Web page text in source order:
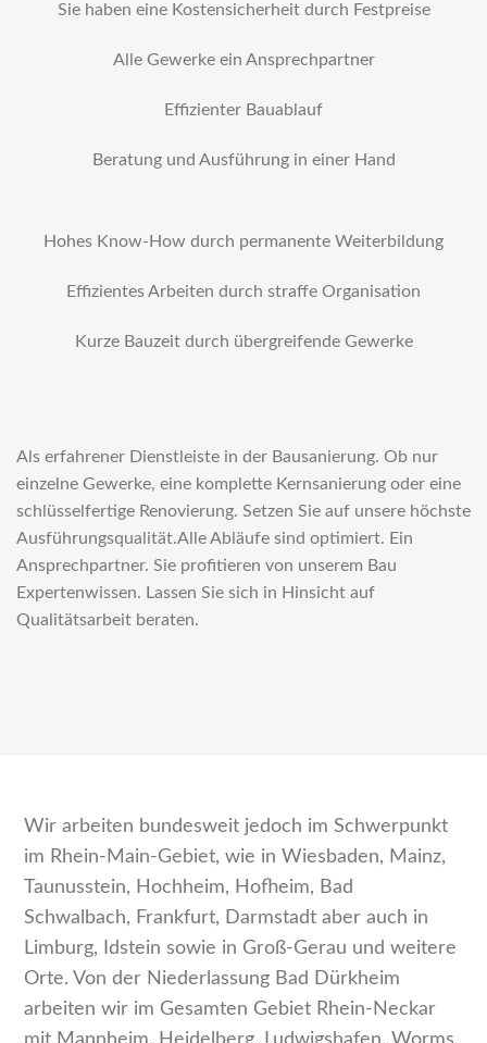
Sie haben eine Kostensicherheit durch Festpreise
Alle Gewerke ein Ansprechpartner
Effizienter Bauablauf
Beratung und Ausführung in einer Hand
Hohes Know-How durch permanente Weiterbildung
Effizientes Arbeiten durch straffe Organisation
Kurze Bauzeit durch übergreifende Gewerke
Als erfahrener Dienstleiste in der Bausanierung. Ob nur
einzelne Gewerke, eine komplette Kernsanierung oder eine
schlüsselfertige Renovierung. Setzen Sie auf unsere höchste
Ausführungsqualität.Alle Abläufe sind optimiert. Ein
Ansprechpartner. Sie profitieren von unserem Bau
Expertenwissen. Lassen Sie sich in Hinsicht auf
Qualitätsarbeit beraten.
Wir arbeiten bundesweit jedoch im Schwerpunkt
im Rhein-Main-Gebiet, wie in Wiesbaden, Mainz,
Taunusstein, Hochheim, Hofheim, Bad
Schwalbach, Frankfurt, Darmstadt aber auch in
Limburg, Idstein sowie in Groß-Gerau und weitere
Orte. Von der Niederlassung Bad Dürkheim
arbeiten wir im Gesamten Gebiet Rhein-Neckar
mit Mannheim, Heidelberg, Ludwigshafen, Worms,